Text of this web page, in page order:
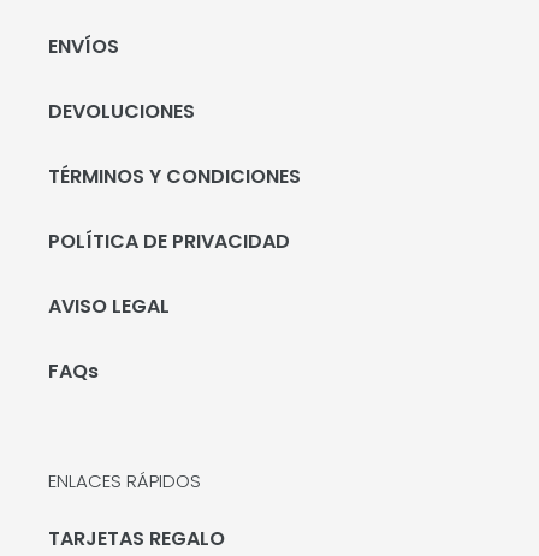
ENVÍOS
DEVOLUCIONES
TÉRMINOS Y CONDICIONES
POLÍTICA DE PRIVACIDAD
AVISO LEGAL
FAQs
ENLACES RÁPIDOS
TARJETAS REGALO